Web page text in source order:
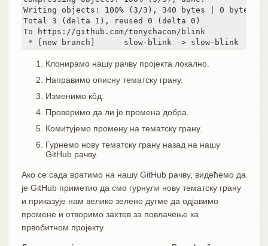
Writing objects: 100% (3/3), 340 bytes | 0 bytes/s,
Total 3 (delta 1), reused 0 (delta 0)
To https://github.com/tonychacon/blink
* [new branch]      slow-blink -> slow-blink
Клонирамо нашу рачву пројекта локално.
Направимо описну тематску грану.
Изменимо кôд.
Проверимо да ли је промена добра.
Комитујемо промену на тематску грану.
Гурнемо нову тематску грану назад на нашу
GitHub рачву.
Ако се сада вратимо на нашу GitHub рачву, видећемо да
је GitHub приметио да смо гурнули нову тематску грану
и приказује нам велико зелено дугме да одјавимо
промене и отворимо захтев за повлачење ка
првобитном пројекту.